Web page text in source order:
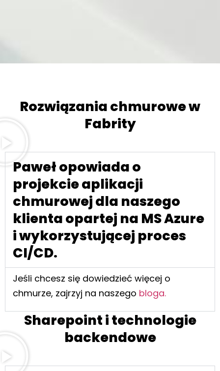
Rozwiązania chmurowe w
Fabrity
Paweł opowiada o
projekcie aplikacji
chmurowej dla naszego
klienta opartej na MS Azure
i wykorzystującej proces
CI/CD.
Jeśli chcesz się dowiedzieć więcej o
chmurze, zajrzyj na naszego bloga.
Sharepoint i technologie
backendowe